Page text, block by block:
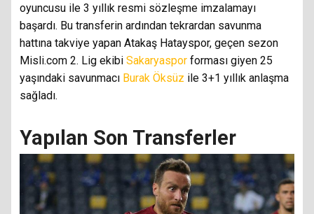
oyuncusu ile 3 yıllık resmi sözleşme imzalamayı
başardı. Bu transferin ardından tekrardan savunma
hattına takviye yapan Atakaş Hatayspor, geçen sezon
Misli.com 2. Lig ekibi Sakaryaspor forması giyen 25
yaşındaki savunmacı Burak Öksüz ile 3+1 yıllık anlaşma
sağladı.
Yapılan Son Transferler